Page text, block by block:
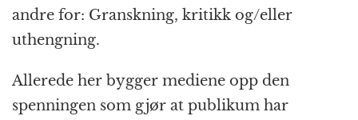
andre for: Granskning, kritikk og/eller
uthengning.
Allerede her bygger mediene opp den
spenningen som gjør at publikum har